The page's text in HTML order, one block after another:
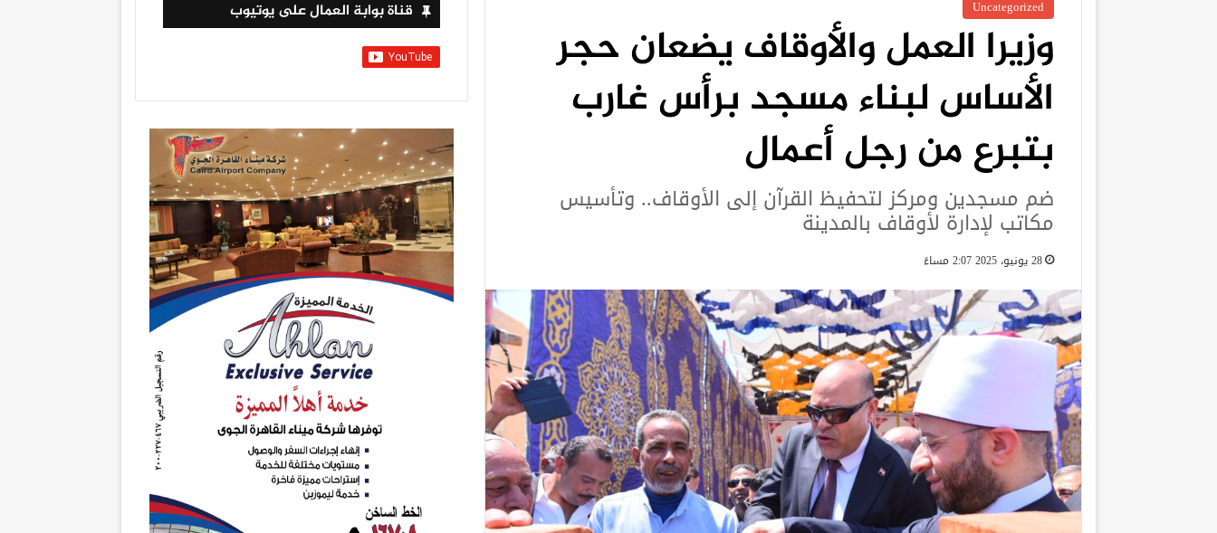
Uncategorized
وزيرا العمل والأوقاف يضعان حجر
الأساس لبناء مسجد برأس غارب
بتبرع من رجل أعمال
ضم مسجدين ومركز لتحفيظ القرآن إلى الأوقاف.. وتأسيس
مكاتب لإدارة لأوقاف بالمدينة
28 يونيو، 2025 2:07 مساءً
قناة بوابة العمال على يوتيوب